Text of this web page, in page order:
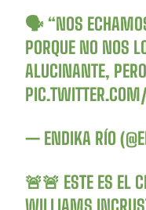
🗣️ “NOS
PORQUE NO NOS
ALUCINANTE,
— ENDIKA RÍO
🚨🚨 ESTE ES EL
WILLIAMS